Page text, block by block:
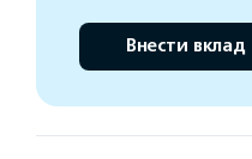
Внести вклад